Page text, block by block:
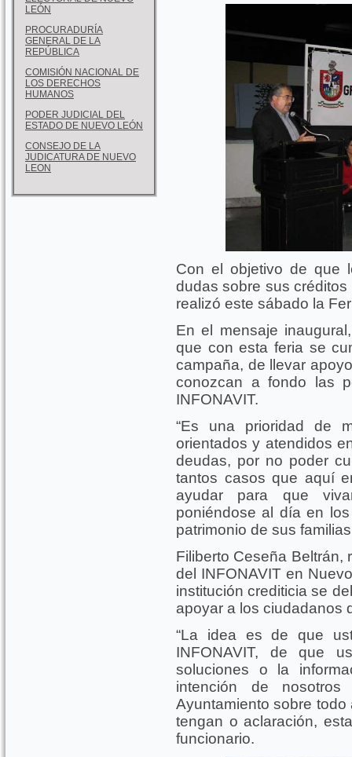
LEÓN
PROCURADURÍA
GENERAL DE LA
REPÚBLICA
COMISIÓN NACIONAL DE
LOS DERECHOS
HUMANOS
PODER JUDICIAL DEL
ESTADO DE NUEVO LEÓN
CONSEJO DE LA
JUDICATURA DE NUEVO
LEON
Con el objetivo de que
dudas sobre sus créditos
realizó este sábado la
En el mensaje
que con esta feria se
campaña, de llevar
conozcan a fondo las
INFONAVIT.
“Es una prioridad de
orientados y atendidos
deudas, por no poder
tantos casos que aquí
ayudar para que
poniéndose al día en
patrimonio de sus
Filiberto Ceseña Beltrán,
del INFONAVIT en
institución crediticia se
apoyar a los ciudadanos
“La idea es de que
INFONAVIT, de que
soluciones o la
intención de
Ayuntamiento sobre
tengan o aclaración,
funcionario.